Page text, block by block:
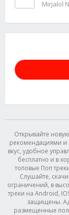
Mirjalol
Открывайте
рекомендациями
вкус, удобное
бесплатно и в
топовые Поп
Слушайте,
ограничений, в
треки на Android,
защищены.
размещенные